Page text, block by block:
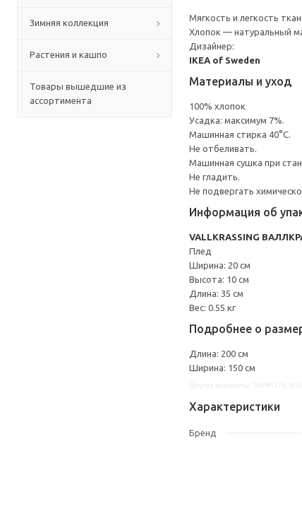
Зимняя коллекция
Растения и кашпо
Товары вышедшие из
ассортимента
Мягкость и легкость
Хлопок — натуральный
Дизайнер:
IKEA of Sweden
Материалы и уход
100% хлопок
Усадка: максимум 7%.
Машинная стирка 40°С.
Не отбеливать.
Машинная сушка при
Не гладить.
Не подвергать
Информация об
VALLKRASSING
Плед
Ширина: 20 см
Высота: 10 см
Длина: 35 см
Вес: 0.55 кг
Подробнее о
Длина: 200 см
Ширина: 150 см
Характеристики
Бренд